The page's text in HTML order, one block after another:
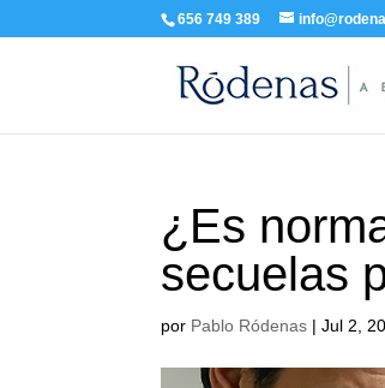
656 749 389
¿Es
secuelas
por Pablo Ródenas |Jul 2,